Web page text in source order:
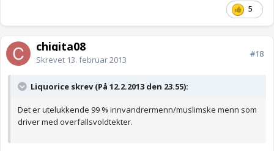
5
chiqita08
Skrevet 13. februar 2013
#18
Liquorice skrev (På 12.2.2013 den 23.55):
Det er utelukkende 99 % innvandrermenn/muslimske menn som
driver med overfallsvoldtekter.